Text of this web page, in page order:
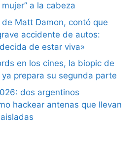
a la cabeza
de Matt Damon, contó que
accidente de autos:
de estar viva»
en los cines, la biopic de
prepara su segunda parte
dos argentinos
hackear antenas que llevan